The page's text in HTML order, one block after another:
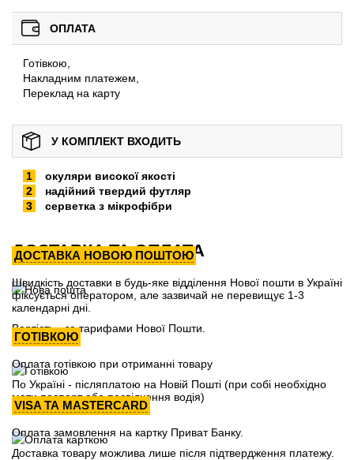
ОПЛАТА
Готівкою,
Накладним платежем,
Переклад на карту
У КОМПЛЕКТ ВХОДИТЬ
окуляри високої якості
надійний твердий футляр
серветка з мікрофібри
ДОСТАВКА ТА ОПЛАТА
ДОСТАВКА НОВОЮ ПОШТОЮ
Швидкість доставки в будь-яке відділення Нової пошти в Україні
фіксується оператором, але зазвичай не перевищує 1-3
календарні дні.
Вартість - за тарифами Нової Пошти.
ГОТІВКОЮ
Оплата готівкою при отриманні товару
По Україні - післяплатою на Новій Пошті (при собі необхідно
мати паспорт або посвідчення водія)
VISA ТА MASTERCARD
Оплата замовлення на картку Приват Банку.
Доставка товару можлива лише після підтвердження платежу.